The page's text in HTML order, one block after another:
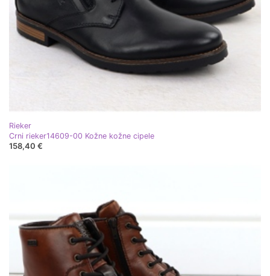
Rieker
Crni rieker14609-00 Kožne kožne cipele
158,40 €